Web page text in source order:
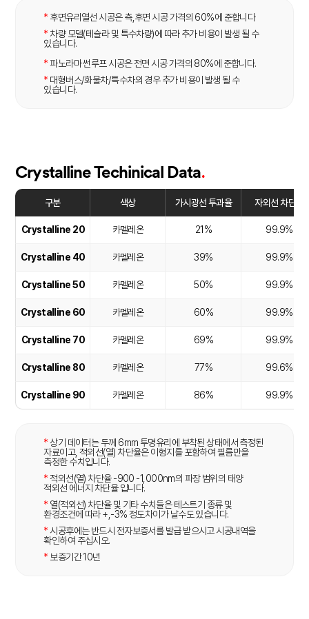
* 후면유리열선 시공은 측,후면 시공 가격의 60%에 준합니다
* 차량 모델(테슬라 및 특수차량)에 따라 추가 비용이 발생 될 수
있습니다.
*파노라마 썬루프 시공은 전면 시공 가격의 80%에 준합니다.
* 대형버스/화물차/특수차의 경우 추가 비용이 발생 될 수
있습니다.
Crystalline Techinical Data.
구분 색상 가시광선 투과율 자외선 차단율
Crystalline 20 카멜레온 21% 99.9%
Crystalline 40 카멜레온 39% 99.9%
Crystalline 50 카멜레온 50% 99.9%
Crystalline 60 카멜레온 60% 99.9%
Crystalline 70 카멜레온 69% 99.9%
Crystalline 80 카멜레온 77% 99.6%
Crystalline 90 카멜레온 86% 99.9%
*상기 데이터는 두께 6mm 투명유리에 부착된 상태에서 측정된
자료이고, 적외선(열) 차단율은 이형지를 포함하여 필름만을
측정한 수치입니다.
*적외선(열) 차단율 -900 -1,000nm의 파장 범위의 태양
적외선 에너지 차단율 입니다.
* 열(적외선) 차단율 및 기타 수치들은 테스트기 종류 및
환경조건에 따라 +,-3% 정도차이가 날수도 있습니다.
* 시공후에는 반드시 전자보증서를 발급 받으시고 시공내역을
확인하여 주십시오.
* 보증기간 10년